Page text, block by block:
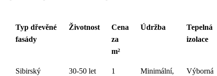
Typ dřevěné
fasády
Životnost
Cena
za
m²
Údržba
Tepelná
izolace
Sibirský
30-50 let
1
Minimální,
Výborná